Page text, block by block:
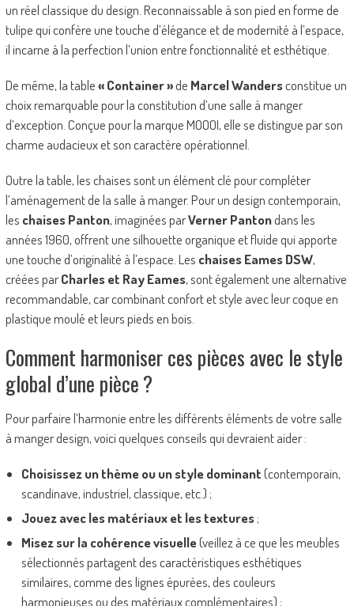
un réel classique du design. Reconnaissable à son pied en forme de
tulipe qui confère une touche d’élégance et de modernité à l’espace,
il incarne à la perfection l’union entre fonctionnalité et esthétique.
De même, la table« Container »de Marcel Wandersconstitue un
choix remarquable pour la constitution d’une salle à manger
d’exception. Conçue pour la marque MOOOI, elle se distingue par son
charme audacieux et son caractère opérationnel.
Outre la table, les chaises sont un élément clé pour compléter
l’aménagement de la salle à manger. Pour un design contemporain,
les chaises Panton, imaginées parVerner Pantondans les
années 1960, offrent une silhouette organique et fluide qui apporte
une touche d’originalité à l’espace. Les chaises Eames DSW,
créées parCharles et Ray Eames, sont également une alternative
recommandable, car combinant confort et style avec leur coque en
plastique moulé et leurs pieds en bois.
Comment harmoniser ces pièces avec le style
global d’une pièce ?
Pour parfaire l’harmonie entre les différents éléments de votre salle
à manger design, voici quelques conseils qui devraient aider :
Choisissez un thème ou un style dominant(contemporain,
scandinave, industriel, classique, etc.) ;
Jouez avec les matériaux et les textures;
Misez sur la cohérence visuelle(veillez à ce que les meubles
sélectionnés partagent des caractéristiques esthétiques
similaires, comme des lignes épurées, des couleurs
harmonieuses ou des matériaux complémentaires) ;